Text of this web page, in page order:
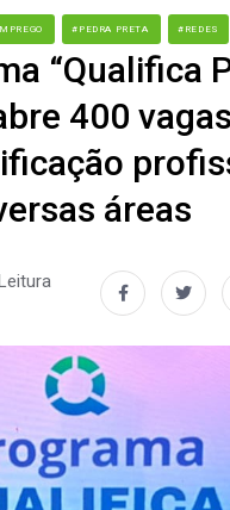
#PEDRA PRETA #REDES
“Qualifica
400
áreas